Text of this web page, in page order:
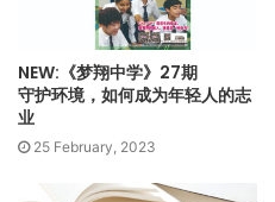
，重视高思维能力，教育就需
的教育注重知识，但如今的学
懂得应用知识解答问题，并
或方程式已经无法满足KBAT
NEW:《梦翔中学》27期
守护环境，如何成为年轻人的志
业
25 February, 2023